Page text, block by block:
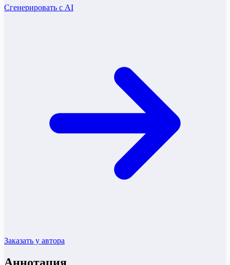
Сгенерировать с AI
Заказать у автора
Аннотация